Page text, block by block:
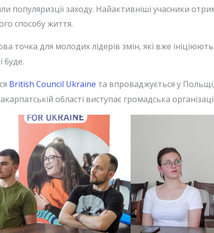
популяризції заходу. Найактивніші учасники
способу життя.
точка для молодих лідерів змін, які вже
буде.
British Council Ukraine та впроваджується у Польщі,
області виступає громадська